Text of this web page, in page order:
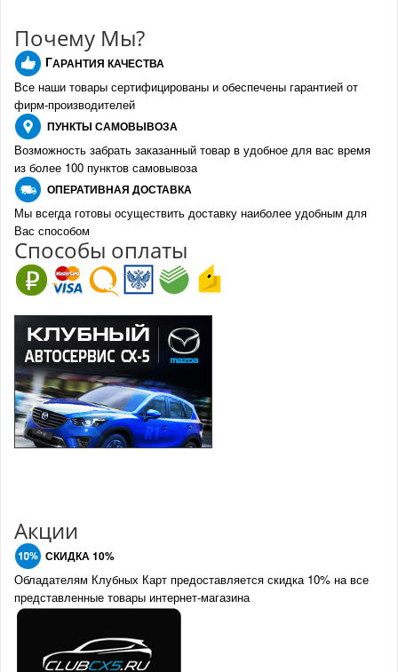
Почему Мы?
ГАРАНТИЯ КАЧЕСТВА
Все наши товары сертифицированы и обеспечены гарантией от
фирм-производителей
ПУНКТЫ САМОВЫВОЗА
Возможность забрать заказанный товар в удобное для вас время
из более 100 пунктов самовывоза
ОПЕРАТИВНАЯ ДОСТАВКА
Мы всегда готовы осуществить доставку наиболее удобным для
Вас способом
Способы оплаты
Акции
СКИДКА 10%
Обладателям Клубных Карт предоставляется скидка 10% на все
представленные товары интернет-магазина